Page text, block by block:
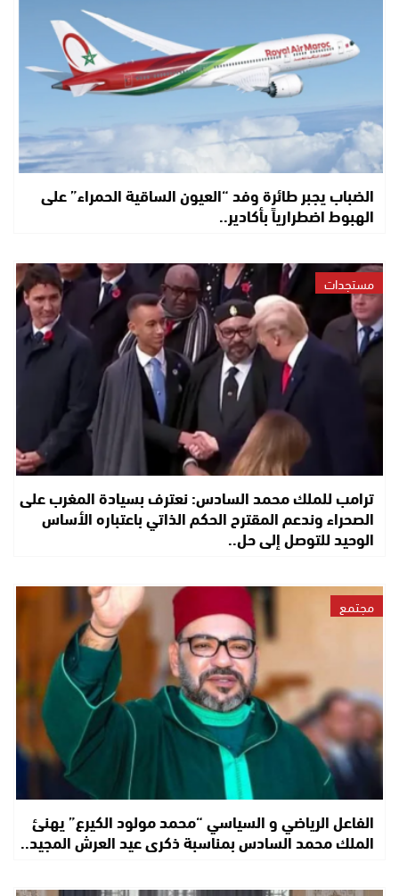
الضباب يجبر طائرة وفد “العيون الساقية الحمراء” على
الهبوط اضطرارياً بأكادير..
مستجدات
ترامب للملك محمد السادس: نعترف بسيادة المغرب على
الصحراء وندعم المقترح الحكم الذاتي باعتباره الأساس
الوحيد للتوصل إلى حل..
مجتمع
الفاعل الرياضي و السياسي “محمد مولود الكيرع” يهنئ
الملك محمد السادس بمناسبة ذكرى عيد العرش المجيد..